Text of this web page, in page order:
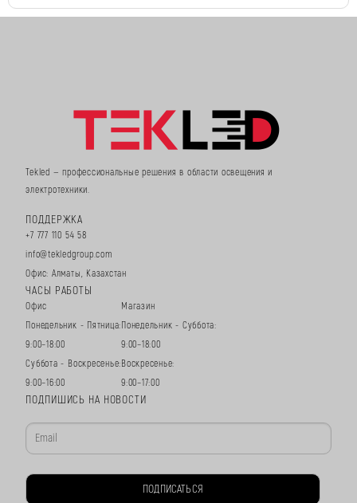
Tekled — профессиональные решения в области освещения и
электротехники.
ПОДДЕРЖКА
+7 777 110 54 58
info@tekledgroup.com
Офис: Алматы, Казахстан
ЧАСЫ РАБОТЫ
Офис
Понедельник - Пятница:
9:00–18:00
Суббота - Воскресенье:
9:00–16:00
Магазин
Понедельник - Суббота:
9:00–18:00
Воскресенье:
9:00–17:00
ПОДПИШИСЬ НА НОВОСТИ
ПОДПИСАТЬСЯ